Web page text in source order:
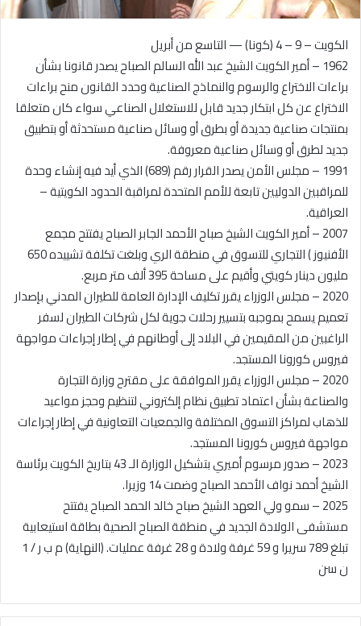
الكويت – 9 – 4 (كونا) — التاسع من أبريل
1962 – أمير الكويت الشيخ عبد الله السالم الصباح يصدر قانونا بشأن
براءات الاختراع والرسوم والنماذج الصناعية وحدد القانون منح براءات
الاختراع عن كل ابتكار جديد قابل للاستغلال الصناعي سواء كان متعلقا
بمنتجات صناعية جديدة أو بطرق أو وسائل صناعية مستحدثة أو بتطبيق
جديد لطرق أو وسائل صناعية معروفة.
1991 – مجلس الأمن يصدر القرار رقم (689) الذي أيد فيه إنشاء وحدة
للمراقبين الدوليين تابعة للأمم المتحدة لمراقبة الحدود الكويتية –
العراقية.
2007 – أمير الكويت الشيخ صباح الأحمد الجابر الصباح يفتتح مجمع
الأفنيوز ) التجاري للتسوق في منطقة الري وبلغت تكلفة تشييده 650
مليون دينار كويتي وأقيم على مساحة 395 ألف متر مربع.
2020 – مجلس الوزراء يقرر تكليف الإدارة العامة للطيران المدني بإصدار
تعميم يسمح بموجبه بتسيير رحلات جوية لكل شركات الطيران لسفر
الراغبين من المقيمين في البلاد إلى أوطانهم في إطار إجراءات مواجهة
فيروس كورونا المستجد.
2020 – مجلس الوزراء يقرر الموافقة على مقترح وزارة التجارة
والصناعة بشأن اعتماد تطبيق نظام إلكتروني لتنظيم وحجز مواعيد
للذهاب لمراكز التسوق المختلفة والجمعيات التعاونية في إطار إجراءات
مواجهة فيروس كورونا المستجد.
2023 – صدور مرسوم أميري بتشكيل الوزارة الـ 43 بتاريخ الكويت برئاسة
الشيخ أحمد نواف الأحمد الصباح وضمت 14 وزيرا.
2025 – سمو ولي العهد الشيخ صباح خالد الحمد الصباح يفتتح
مستشفى الولادة الجديد في منطقة الصباح الصحية بطاقة استيعابية
تبلغ 789 سريرا و 59 غرفة ولادة و 28 غرفة عمليات. (النهاية) م ب ر / 1
ن سن